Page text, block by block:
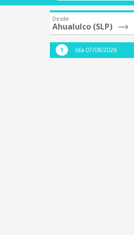
Desde
Ahualulco (SLP)
Ida 07/08/2026